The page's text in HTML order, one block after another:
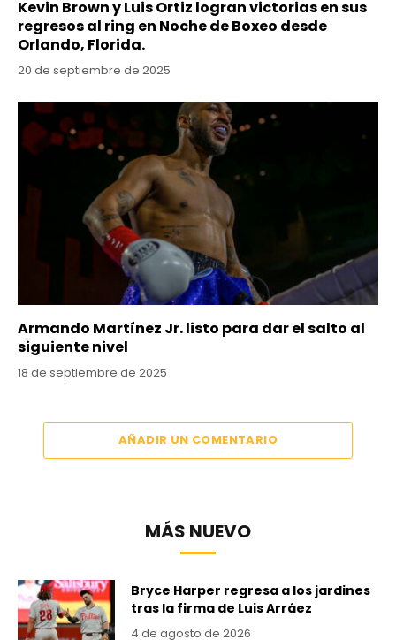
Kevin Brown y Luis Ortiz logran victorias en sus
regresos al ring en Noche de Boxeo desde
Orlando, Florida.
20 de septiembre de 2025
Armando Martínez Jr. listo para dar el salto al
siguiente nivel
18 de septiembre de 2025
AÑADIR UN COMENTARIO
MÁS NUEVO
Bryce Harper regresa a los jardines
tras la firma de Luis Arráez
4 de agosto de 2026